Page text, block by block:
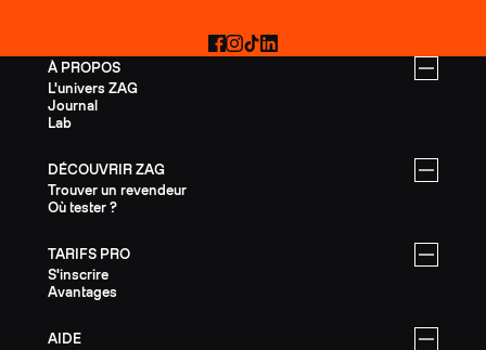
À PROPOS
L'univers ZAG
Journal
Lab
DÉCOUVRIR ZAG
Trouver un revendeur
Où tester ?
TARIFS PRO
S'inscrire
Avantages
AIDE
Facebook
Instagram
TikTokLinkedIn